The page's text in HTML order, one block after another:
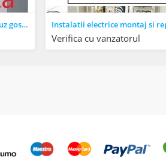
Electrocasnice și aparate de uz gospodăresc
Verifica cu vanzatorul